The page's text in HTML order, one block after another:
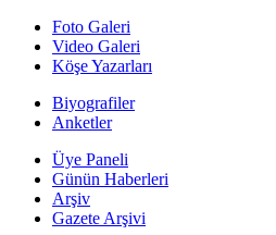
Foto Galeri
Video Galeri
Köşe Yazarları
Biyografiler
Anketler
Üye Paneli
Günün Haberleri
Arşiv
Gazete Arşivi